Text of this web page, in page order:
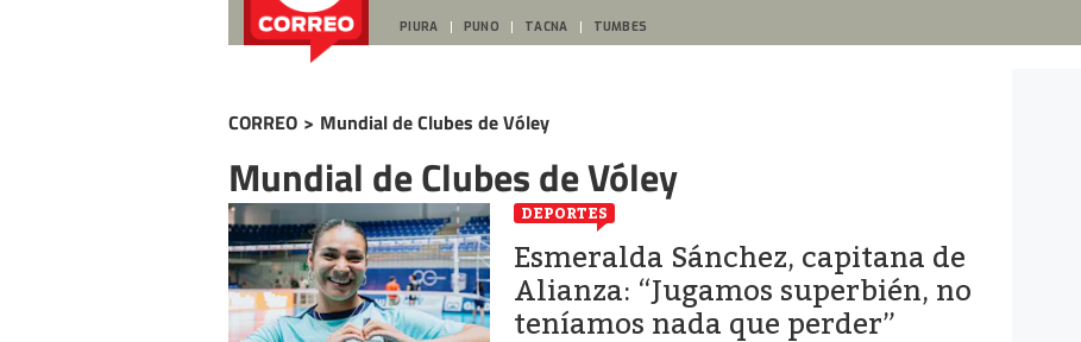
PIURA PUNO TACNA TUMBES
CORREO > Mundial de Clubes de Vóley
Mundial de Clubes de Vóley
DEPORTES
Esmeralda Sánchez, capitana de
Alianza: “Jugamos superbién, no
teníamos nada que perder”